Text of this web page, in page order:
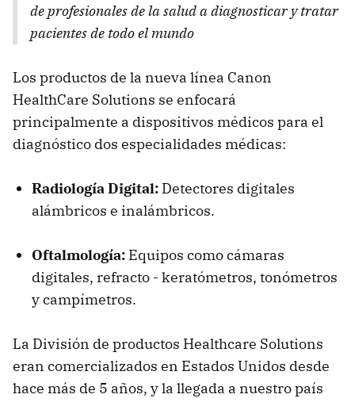
de profesionales de la salud a diagnosticar y tratar
pacientes de todo el mundo
Los productos de la nueva línea Canon
HealthCare Solutions se enfocará
principalmente a dispositivos médicos para el
diagnóstico dos especialidades médicas:
Radiología Digital: Detectores digitales
alámbricos e inalámbricos.
Oftalmología: Equipos como cámaras
digitales, refracto - keratómetros, tonómetros
y campímetros.
La División de productos Healthcare Solutions
eran comercializados en Estados Unidos desde
hace más de 5 años, y la llegada a nuestro país